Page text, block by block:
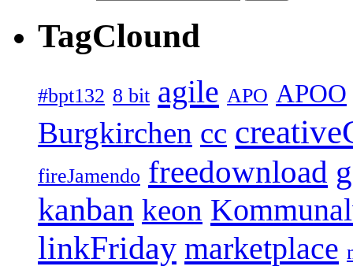
TagClound
#bpt132 8 bit agile APO APOO
Burgkirchen cc
fireJamendo freedownload
kanban keon
linkFriday marketplace